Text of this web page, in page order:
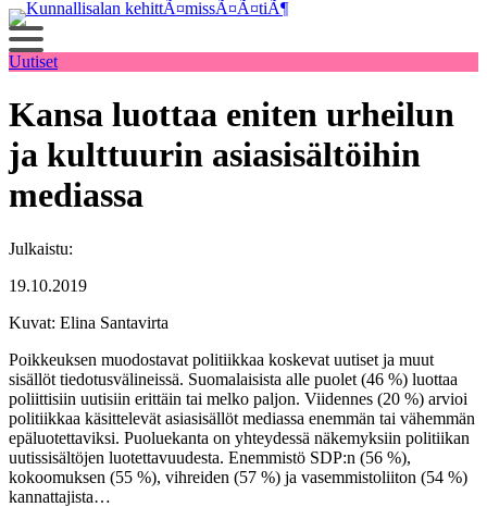
Siirry
sisältöön
Uutiset
Kansa luottaa eniten urheilun
ja kulttuurin asiasisältöihin
mediassa
Julkaistu:
19.10.2019
Kuvat: Elina Santavirta
Poikkeuksen muodostavat politiikkaa koskevat uutiset ja muut
sisällöt tiedotusvälineissä. Suomalaisista alle puolet (46 %) luottaa
poliittisiin uutisiin erittäin tai melko paljon. Viidennes (20 %) arvioi
politiikkaa käsittelevät asiasisällöt mediassa enemmän tai vähemmän
epäluotettaviksi. Puoluekanta on yhteydessä näkemyksiin politiikan
uutissisältöjen luotettavuudesta. Enemmistö SDP:n (56 %),
kokoomuksen (55 %), vihreiden (57 %) ja vasemmistoliiton (54 %)
kannattajista…